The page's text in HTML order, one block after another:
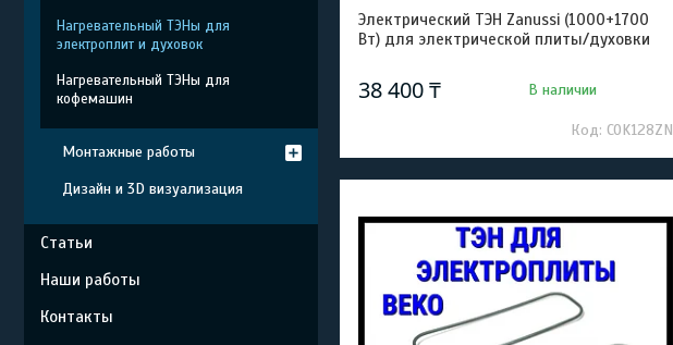
Электрический ТЭН Zanussi (1000+1700
Вт) для электрической плиты/духовки
38 400 ₸ В наличии
COK128ZN
Нагревательный ТЭНы для
электроплит и духовок
Нагревательный ТЭНы для
кофемашин
Монтажные работы
Дизайн и 3D визуализация
Статьи
Наши работы
Контакты